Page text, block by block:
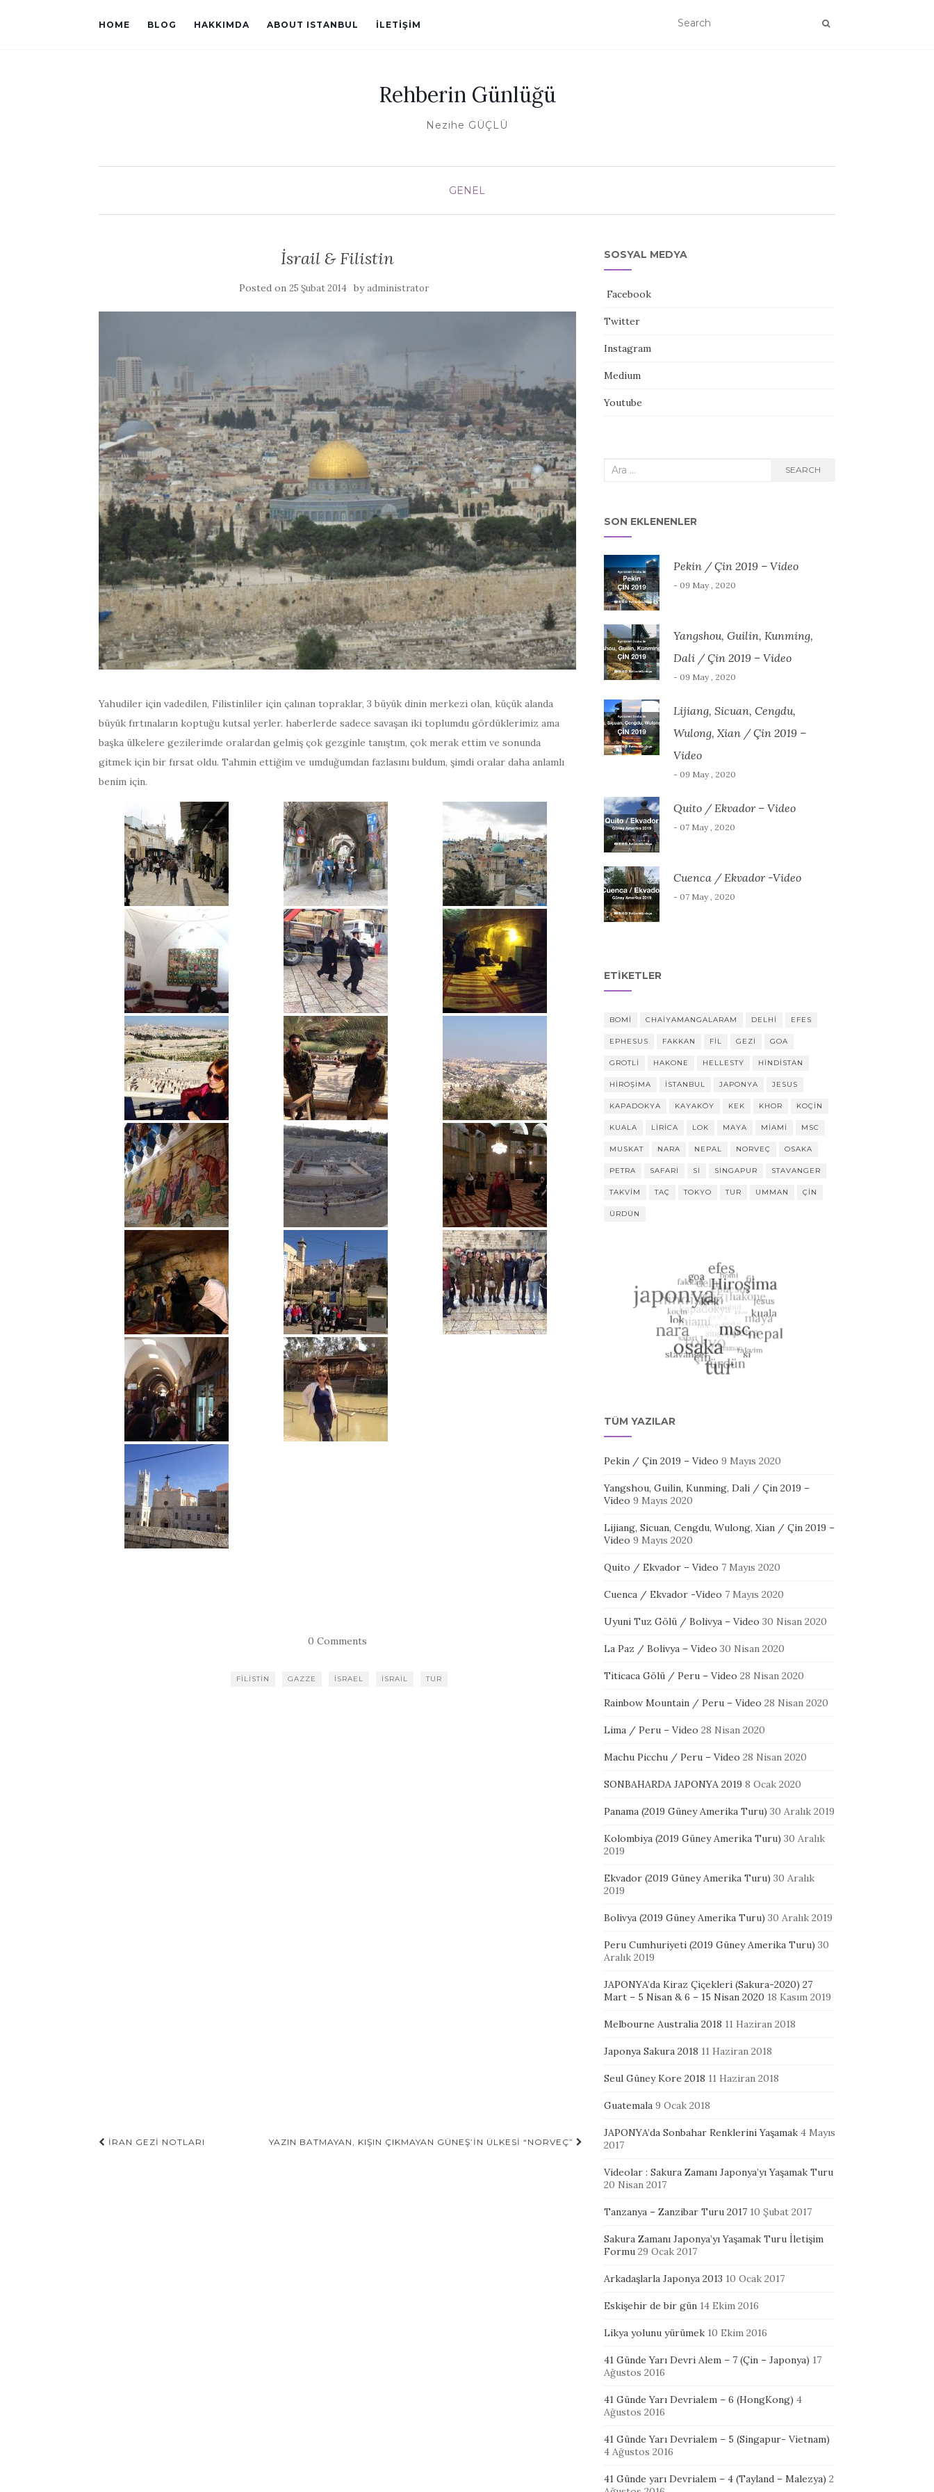
HOME BLOG HAKKIMDA ABOUT ISTANBUL İLETIŞIM
Rehberin Günlüğü
Nezihe GÜÇLÜ
GENEL
İsrail & Filistin
Posted on 25 Şubat 2014 byadministrator
Yahudiler için vadedilen, Filistinliler için çalınan topraklar, 3 büyük dinin merkezi olan, küçük alanda
büyük fırtınaların koptuğu kutsal yerler. haberlerde sadece savaşan iki toplumdu gördüklerimiz ama
başka ülkelere gezilerimde oralardan gelmiş çok gezginle tanıştım, çok merak ettim ve sonunda
gitmek için bir fırsat oldu. Tahmin ettiğim ve umduğumdan fazlasını buldum, şimdi oralar daha anlamlı
benim için.
0 Comments
FILISTIN GAZZE ISRAEL ISRAIL TUR
Gönderi
İRAN GEZI NOTLARI YAZIN BATMAYAN, KIŞIN ÇIKMAYAN GÜNEŞ’IN ÜLKESI “NORVEÇ”
SOSYAL MEDYA
Facebook
Twitter
Instagram
Medium
Youtube
Search
SEARCH
SON EKLENENLER
Pekin / Çin 2019 – Video
- 09 May , 2020
Yangshou, Guilin, Kunming,
Dali / Çin 2019 – Video
- 09 May , 2020
Lijiang, Sicuan, Cengdu,
Wulong, Xian / Çin 2019 –
Video
- 09 May , 2020
Quito / Ekvador – Video
- 07 May , 2020
Cuenca / Ekvador -Video
- 07 May , 2020
ETIKETLER
BOMI CHAIYAMANGALARAM DELHI EFES
EPHESUS FAKKAN FIL GEZI GOA
GROTLI HAKONE HELLESTY HINDISTAN
HIROŞIMA ISTANBUL JAPONYA JESUS
KAPADOKYA KAYAKÖY KEK KHOR KOÇIN
KUALA LIRICA LOK MAYA MIAMI MSC
MUSKAT NARA NEPAL NORVEÇ OSAKA
PETRA SAFARI SI SINGAPUR STAVANGER
TAKVIM TAÇ TOKYO TUR UMMAN ÇIN
ÜRDÜN
TÜM YAZILAR
Pekin / Çin 2019 – Video 9 Mayıs 2020
Yangshou, Guilin, Kunming, Dali / Çin 2019 –
Video 9 Mayıs 2020
Lijiang, Sicuan, Cengdu, Wulong, Xian / Çin 2019 –
Video 9 Mayıs 2020
Quito / Ekvador – Video 7 Mayıs 2020
Cuenca / Ekvador -Video 7 Mayıs 2020
Uyuni Tuz Gölü / Bolivya – Video 30 Nisan 2020
La Paz / Bolivya – Video 30 Nisan 2020
Titicaca Gölü / Peru – Video 28 Nisan 2020
Rainbow Mountain / Peru – Video 28 Nisan 2020
Lima / Peru – Video 28 Nisan 2020
Machu Picchu / Peru – Video 28 Nisan 2020
SONBAHARDA JAPONYA 2019 8 Ocak 2020
Panama (2019 Güney Amerika Turu) 30 Aralık 2019
Kolombiya (2019 Güney Amerika Turu) 30 Aralık
2019
Ekvador (2019 Güney Amerika Turu) 30 Aralık
2019
Bolivya (2019 Güney Amerika Turu) 30 Aralık 2019
Peru Cumhuriyeti (2019 Güney Amerika Turu) 30
Aralık 2019
JAPONYA’da Kiraz Çiçekleri (Sakura-2020) 27
Mart – 5 Nisan & 6 – 15 Nisan 2020 18 Kasım 2019
Melbourne Australia 2018 11 Haziran 2018
Japonya Sakura 2018 11 Haziran 2018
Seul Güney Kore 2018 11 Haziran 2018
Guatemala 9 Ocak 2018
JAPONYA’da Sonbahar Renklerini Yaşamak 4 Mayıs
2017
Videolar : Sakura Zamanı Japonya’yı Yaşamak Turu
20 Nisan 2017
Tanzanya – Zanzibar Turu 2017 10 Şubat 2017
Sakura Zamanı Japonya’yı Yaşamak Turu İletişim
Formu 29 Ocak 2017
Arkadaşlarla Japonya 2013 10 Ocak 2017
Eskişehir de bir gün 14 Ekim 2016
Likya yolunu yürümek 10 Ekim 2016
41 Günde Yarı Devri Alem – 7 (Çin – Japonya) 17
Ağustos 2016
41 Günde Yarı Devrialem – 6 (HongKong) 4
Ağustos 2016
41 Günde Yarı Devrialem – 5 (Singapur- Vietnam)
4 Ağustos 2016
41 Günde yarı Devrialem – 4 (Tayland – Malezya) 2